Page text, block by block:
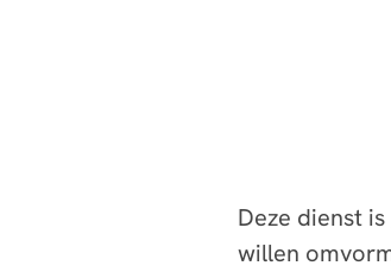
Deze dienst
willen